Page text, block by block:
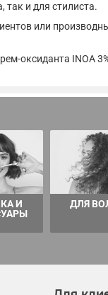
и для стилиста.
или
оксиданта INOA
И
ДЛЯ